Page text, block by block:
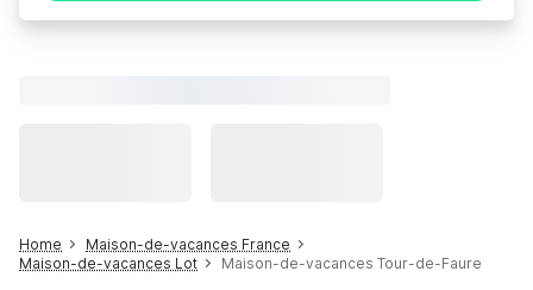
Home
Maison-de-vacances France
Maison-de-vacances Lot
Maison-de-vacances Tour-de-Faure